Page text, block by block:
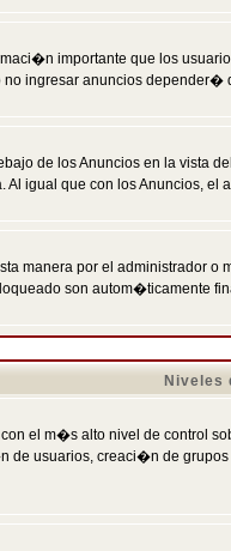
importante que los
ingresar anuncios
de los Anuncios en la
Al igual que con los Anuncios,
manera por el administrador
son autom�ticamente
Niveles
el m�s alto nivel de control
de usuarios, creaci�n de